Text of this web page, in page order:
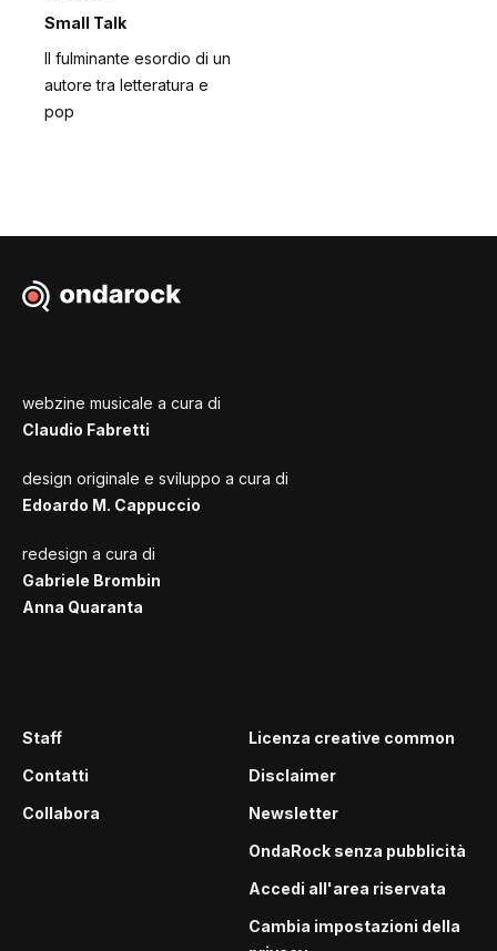
Small Talk
Il fulminante esordio di un
autore tra letteratura e
pop
webzine musicale a cura di
Claudio Fabretti
design originale e sviluppo a cura di
Edoardo M. Cappuccio
redesign a cura di
Gabriele Brombin
Anna Quaranta
Staff
Contatti
Collabora
Licenza creative common
Disclaimer
Newsletter
OndaRock senza pubblicità
Accedi all'area riservata
Cambia impostazioni della